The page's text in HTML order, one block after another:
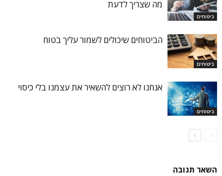
ביטוחים
מה שצריך לדעת
ביטוחים
הביטוחים שיכולים לשמור עליך בטוח
ביטוחים
אנחנו לא רוצים להשאיר את עצמנו בלי כיסוי
השאר תגובה